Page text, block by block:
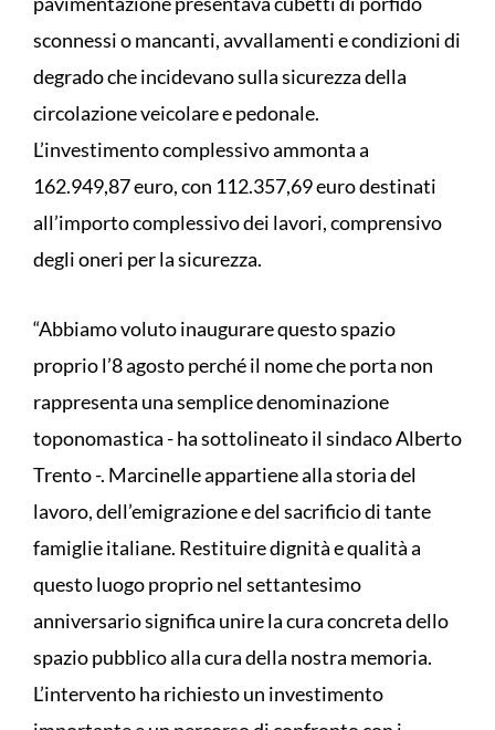
sconnessi o mancanti, avvallamenti e condizioni di
degrado che incidevano sulla sicurezza della
circolazione veicolare e pedonale.
L’investimento complessivo ammonta a
162.949,87 euro, con 112.357,69 euro destinati
all’importo complessivo dei lavori, comprensivo
degli oneri per la sicurezza.
“Abbiamo voluto inaugurare questo spazio
proprio l’8 agosto perché il nome che porta non
rappresenta una semplice denominazione
toponomastica - ha sottolineato il sindaco Alberto
Trento -. Marcinelle appartiene alla storia del
lavoro, dell’emigrazione e del sacrificio di tante
famiglie italiane. Restituire dignità e qualità a
questo luogo proprio nel settantesimo
anniversario significa unire la cura concreta dello
spazio pubblico alla cura della nostra memoria.
L’intervento ha richiesto un investimento